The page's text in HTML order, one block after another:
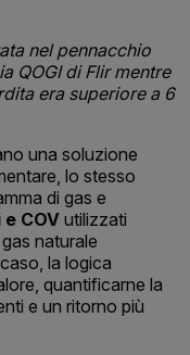
nel pennacchio
QOGI di Flir mentre
era superiore a 6
una soluzione
lo stesso
di gas e
COV utilizzati
naturale
la logica
quantificarne la
e un ritorno più